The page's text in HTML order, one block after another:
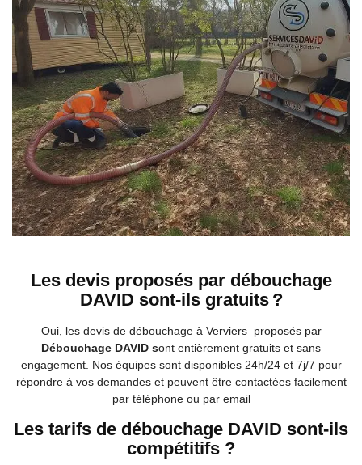
Les devis proposés par débouchage
DAVID sont-ils gratuits ?
Oui, les devis de débouchage à Verviers proposés par
Débouchage DAVID sont entièrement gratuits et sans
engagement. Nos équipes sont disponibles 24h/24 et 7j/7 pour
répondre à vos demandes et peuvent être contactées facilement
par téléphone ou par email
Les tarifs de débouchage DAVID sont-ils
compétitifs ?